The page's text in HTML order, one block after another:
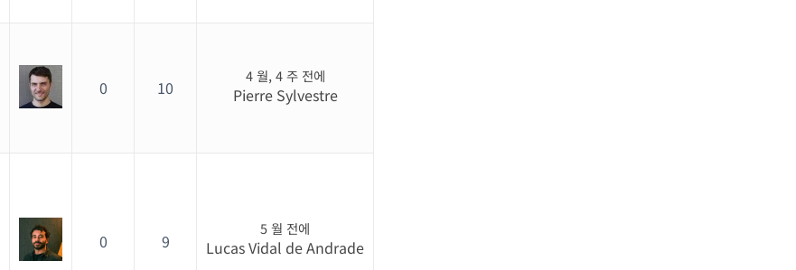
0 10
4 월, 4 주 전에
Pierre Sylvestre
0 9
5 월 전에
Lucas Vidal de Andrade